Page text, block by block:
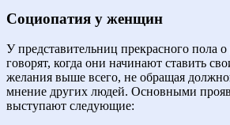
Социопатия у женщин
У представительниц прекрасного пола
говорят, когда они начинают ставить
желания выше всего, не обращая
мнение других людей. Основными
выступают следующие: